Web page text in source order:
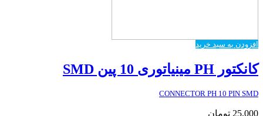
افزودن به سبد خرید
کانکتور PH مینیاتوری 10 پین SMD
CONNECTOR PH 10 PIN SMD
25,000 تومان